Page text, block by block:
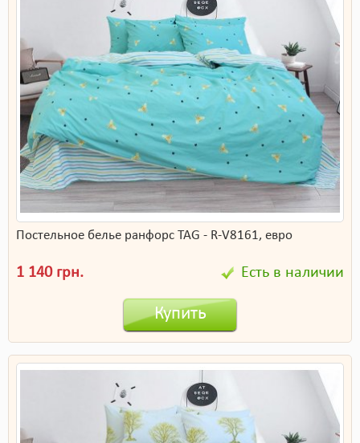
Постельное белье ранфорс TAG - R-V8161, евро
1 140 грн. Есть в наличии
Купить